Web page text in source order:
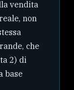
vendita
non
che
2) di
base